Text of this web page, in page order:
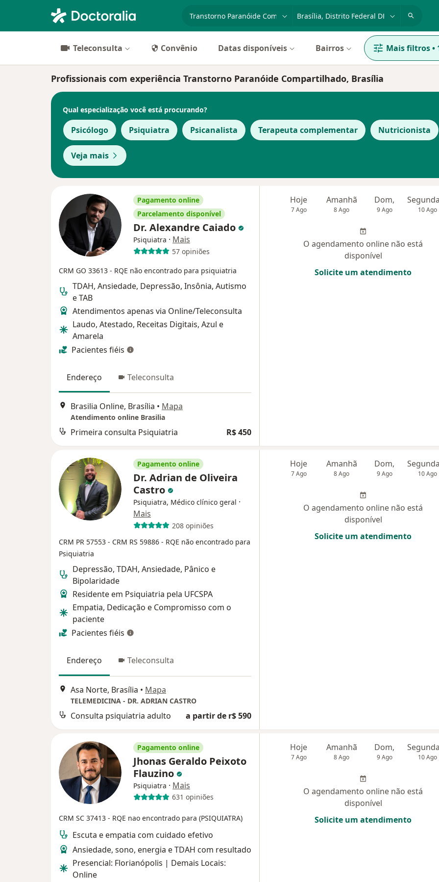
especialidade, doença ou nomecidade ou região
Teleconsulta Convênio Datas disponíveis Bairros Mais filtros•
Profissionais com experiência Transtorno Paranóide Compartilhado, Brasília
Qual especialização você está procurando?
Psicólogo Psiquiatra Psicanalista Terapeuta complementar Nutricionista
Veja mais
Pagamento online
Parcelamento disponível
Dr. Alexandre Caiado
Psiquiatra · Mais
57 opiniões
CRM GO 33613 - RQE não encontrado para psiquiatria
TDAH, Ansiedade, Depressão, Insônia, Autismo
e TAB
Atendimentos apenas via Online/Teleconsulta
Laudo, Atestado, Receitas Digitais, Azul e
Amarela
Pacientes fiéis
Endereço Teleconsulta
Brasilia Online, Brasília • Mapa
Atendimento online Brasilia
Primeira consulta Psiquiatria R$ 450
Hoje
7 Ago
Amanhã
8 Ago
Dom,
9 Ago 10 Ago
O agendamento online não está
disponível
Solicite um atendimento
Pagamento online
Dr. Adrian de Oliveira
Castro
Psiquiatra, Médico clínico geral ·
Mais
208 opiniões
CRM PR 57553 - CRM RS 59886 - RQE não encontrado para
Psiquiatria
Depressão, TDAH, Ansiedade, Pânico e
Bipolaridade
Residente em Psiquiatria pela UFCSPA
Empatia, Dedicação e Compromisso com o
paciente
Pacientes fiéis
Endereço Teleconsulta
Asa Norte, Brasília • Mapa
TELEMEDICINA - DR. ADRIAN CASTRO
Consulta psiquiatria adulto a partir de r$ 590
Hoje
7 Ago
Amanhã
8 Ago
Dom,
9 Ago 10 Ago
O agendamento online não está
disponível
Solicite um atendimento
Pagamento online
Jhonas Geraldo Peixoto
Flauzino
Psiquiatra · Mais
631 opiniões
CRM SC 37413 - RQE nao encontrado para (PSIQUIATRA)
Escuta e empatia com cuidado efetivo
Ansiedade, sono, energia e TDAH com resultado
Presencial: Florianópolis | Demais Locais:
Online
Hoje
7 Ago
Amanhã
8 Ago
Dom,
9 Ago 10 Ago
O agendamento online não está
disponível
Solicite um atendimento